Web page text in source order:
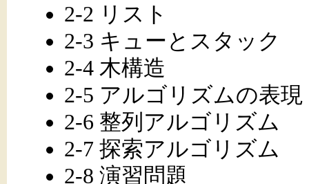
2-2 リスト
2-3 キューとスタック
2-4 木構造
2-5 アルゴリズムの表現
2-6 整列アルゴリズム
2-7 探索アルゴリズム
2-8 演習問題